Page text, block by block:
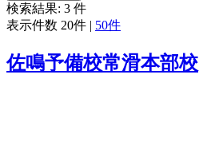
検索結果: 3 件
表示件数 20件 | 50件
佐鳴予備校常滑本部校